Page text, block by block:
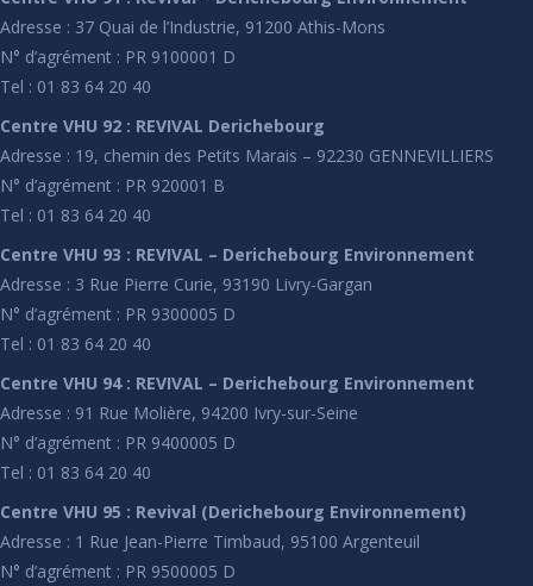
Adresse : 37 Quai de l’Industrie, 91200 Athis-Mons
N° d’agrément : PR 9100001 D
Tel : 01 83 64 20 40
Centre VHU 92 : REVIVAL Derichebourg
Adresse : 19, chemin des Petits Marais – 92230 GENNEVILLIERS
N° d’agrément : PR 920001 B
Tel : 01 83 64 20 40
Centre VHU 93 : REVIVAL – Derichebourg Environnement
Adresse : 3 Rue Pierre Curie, 93190 Livry-Gargan
N° d’agrément : PR 9300005 D
Tel : 01 83 64 20 40
Centre VHU 94 : REVIVAL – Derichebourg Environnement
Adresse : 91 Rue Molière, 94200 Ivry-sur-Seine
N° d’agrément : PR 9400005 D
Tel : 01 83 64 20 40
Centre VHU 95 : Revival (Derichebourg Environnement)
Adresse : 1 Rue Jean-Pierre Timbaud, 95100 Argenteuil
N° d’agrément : PR 9500005 D